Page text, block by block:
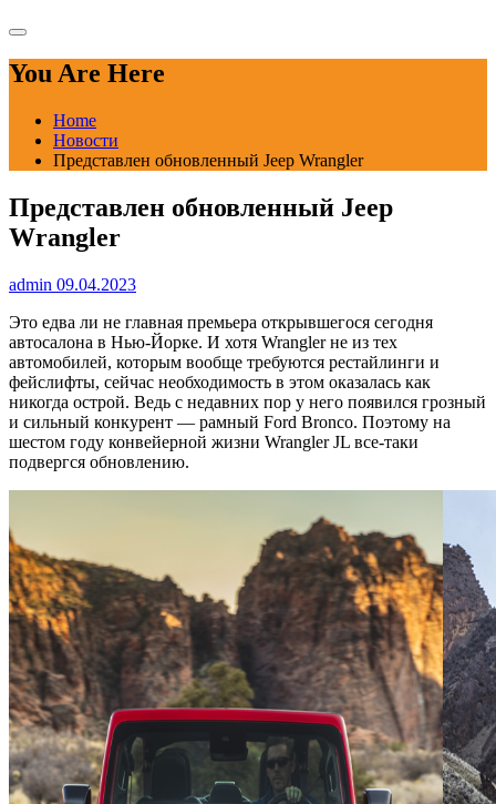
You Are Here
Home
Новости
Представлен обновленный Jeep Wrangler
Представлен обновленный Jeep
Wrangler
admin 09.04.2023
Это едва ли не главная премьера открывшегося сегодня
автосалона в Нью-Йорке. И хотя Wrangler не из тех
автомобилей, которым вообще требуются рестайлинги и
фейслифты, сейчас необходимость в этом оказалась как
никогда острой. Ведь с недавних пор у него появился грозный
и сильный конкурент — рамный Ford Bronco. Поэтому на
шестом году конвейерной жизни Wrangler JL все-таки
подвергся обновлению.